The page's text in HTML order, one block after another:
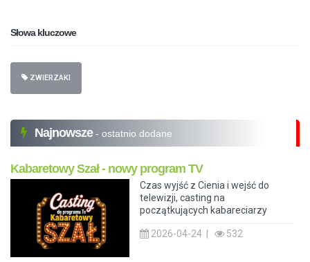
Słowa kluczowe
ZWIERZAKI
Najnowsze - ostatnio dodane
Kabaretowy Szał - nowy program TV
Czas wyjść z Cienia i wejść do
telewizji, casting na
początkujących kabareciarzy
2026-04-24 | 532